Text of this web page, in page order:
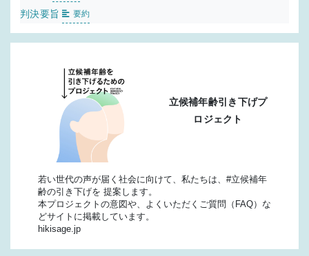
判決要旨 要約
立候補年齢引き下げプ
ロジェクト
若い世代の声が届く社会に向けて、私たちは、#立候補年
齢の引き下げを 提案します。
本プロジェクトの意図や、よくいただくご質問（FAQ）な
どサイトに掲載しています。
hikisage.jp